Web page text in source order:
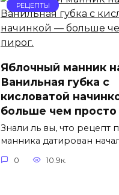
РЕЦЕПТЫ
Яблочный манник
Ванильная губка с
кисловатой
больше чем просто
Знали ль вы, что рецепт
манника датирован
0 10.9к.